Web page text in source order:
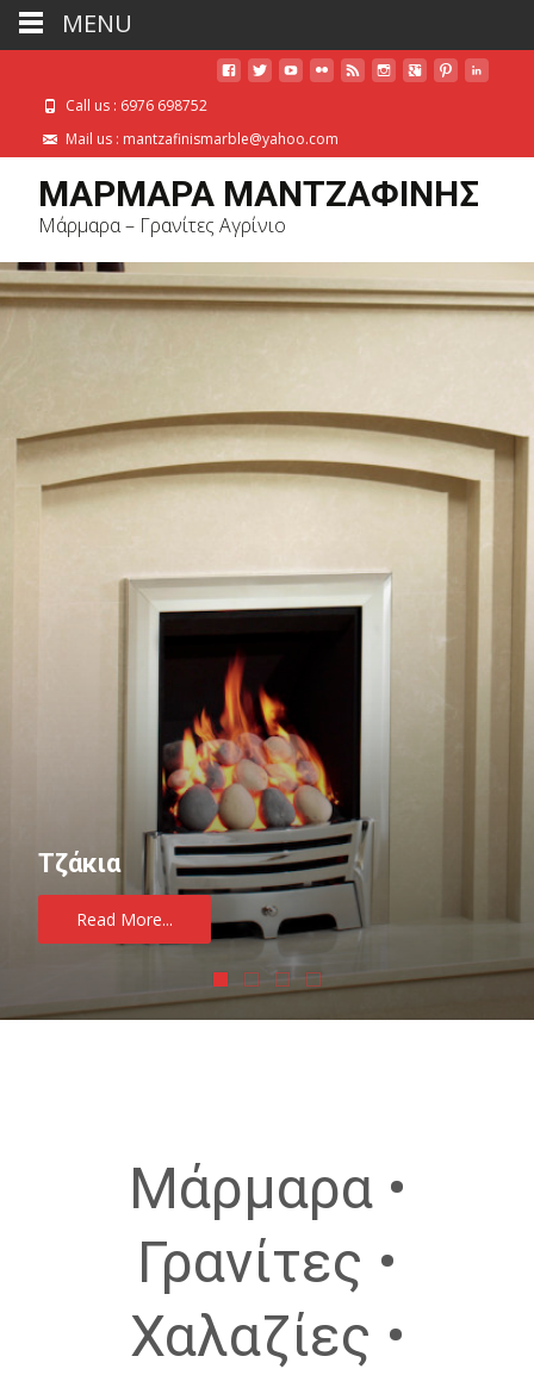
Call us : 6976 698752
Mail us : mantzafinismarble@yahoo.com
ΜΑΡΜΑΡΑ ΜΑΝΤΖΑΦΙΝΗΣ
Μάρμαρα – Γρανίτες Αγρίνιο
Τζάκια
Read More...
Μάρμαρα •
Γρανίτες •
Χαλαζίες •
MENU